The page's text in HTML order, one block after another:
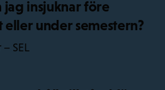
insjuknar före
eller under semestern?
SEL